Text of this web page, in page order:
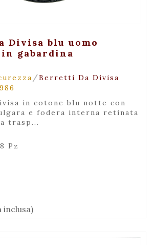
+ Maggiori Dettagli
Divisa blu uomo
in gabardina
/Berretti Da Divisa
e fodera interna retinata
trasp...
Pz
inclusa)